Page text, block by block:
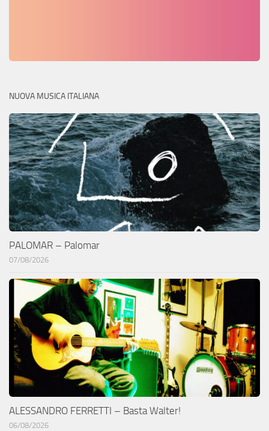
NUOVA MUSICA ITALIANA
PALOMAR – Palomar
07/08/2026
ALESSANDRO FERRETTI – Basta Walter!
06/08/2026